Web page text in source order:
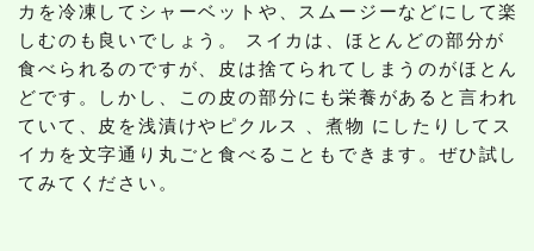
カを冷凍してシャーベットや、スムージーなどにして楽
しむのも良いでしょう。 スイカは、ほとんどの部分が
食べられるのですが、皮は捨てられてしまうのがほとん
どです。しかし、この皮の部分にも栄養があると言われ
ていて、皮を浅漬けやピクルス 、煮物 にしたりしてス
イカを文字通り丸ごと食べることもできます。ぜひ試し
てみてください。